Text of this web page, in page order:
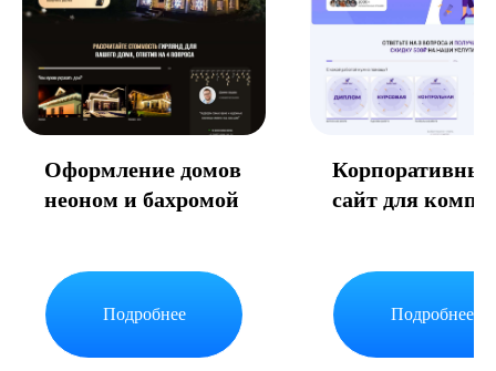
Оформление домов
неоном и бахромой
Подробнее
сайт для
Подробнее